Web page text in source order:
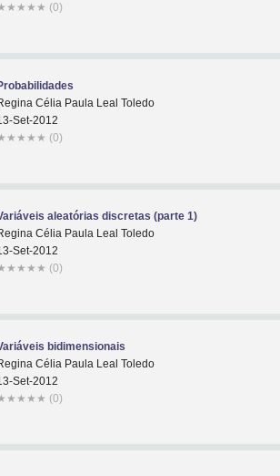
★ ★ ★ ★ (0)
Célia Paula Leal Toledo
Set-2012
★ ★ ★ ★ (0)
aleatórias discretas (parte 1)
Célia Paula Leal Toledo
Set-2012
★ ★ ★ ★ (0)
bidimensionais
Célia Paula Leal Toledo
Set-2012
★ ★ ★ ★ (0)